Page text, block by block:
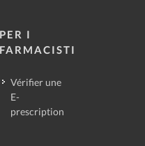
PER I
FARMACISTI
Vérifier une
E-
prescription